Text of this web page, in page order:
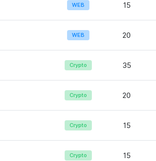
WEB 15
WEB 20
Crypto 35
Crypto 20
Crypto 15
Crypto 15